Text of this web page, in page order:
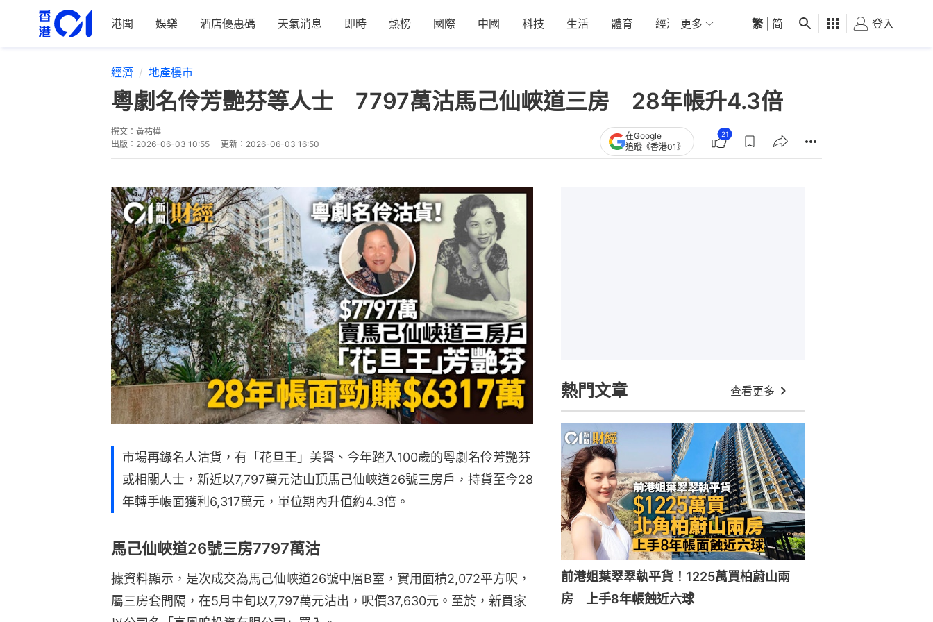
港聞 娛樂 酒店優惠碼 天氣消息 即時 熱榜 國際 中國 科技 生活 體育 經濟 01深圳 觀點 健康 好食玩飛
更多 繁 简 登入
經濟 地產樓市
粵劇名伶芳艷芬等人士 7797萬沽馬己仙峽道三房 28年帳升4.3倍
撰文： 黃祐樺
出版： 2026-06-03 10:55 更新： 2026-06-03 16:50
在Google
追蹤《香港01》
21
市場再錄名人沽貨，有「花旦王」美譽、今年踏入100歲的粵劇名伶芳艷芬
或相關人士，新近以7,797萬元沽山頂馬己仙峽道26號三房戶，持貨至今28
年轉手帳面獲利6,317萬元，單位期內升值約4.3倍。
馬己仙峽道26號三房7797萬沽
據資料顯示，是次成交為馬己仙峽道26號中層B室，實用面積2,072平方呎，
屬三房套間隔，在5月中旬以7,797萬元沽出，呎價37,630元。至於，新買家
熱門文章 查看更多
前港姐葉翠翠執平貨！1225萬買柏蔚山兩
房 上手8年帳蝕近六球